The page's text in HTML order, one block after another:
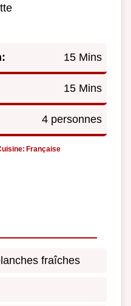
15 Mins
15 Mins
4 personnes
Française
fraîches